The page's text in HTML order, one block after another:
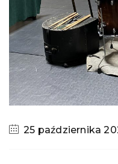
25 października